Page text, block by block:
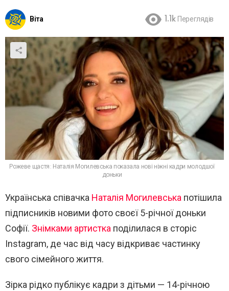
Віта 1.1k Переглядів
Рожеве щастя: Наталія Могилевська показала нові ніжні кадри молодшої
доньки
Українська співачка Наталія Могилевська потішила
підписників новими фото своєї 5-річної доньки
Софії. Знімками артистка поділилася в сторіс
Instagram, де час від часу відкриває частинку
свого сімейного життя.
Зірка рідко публікує кадри з дітьми — 14-річною